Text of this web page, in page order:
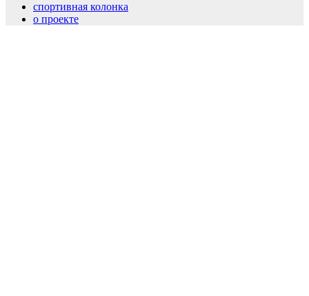
спортивная колонка
о проекте